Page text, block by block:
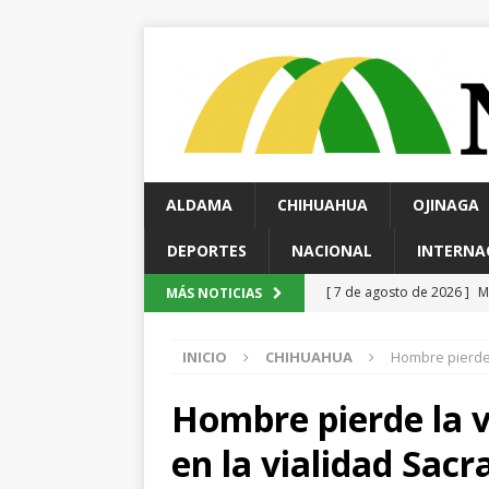
ALDAMA CHIHUAHUA OJINAGA
DEPORTES NACIONAL
MÁS NOTICIAS [ 7 de agosto de 2026 ]
[ 7 de agosto de 2026 ]
choque contra una
Nacional
ESTATAL
INICIO CHIHUAHUA Hombre
Hombre pierde la
en la vialidad